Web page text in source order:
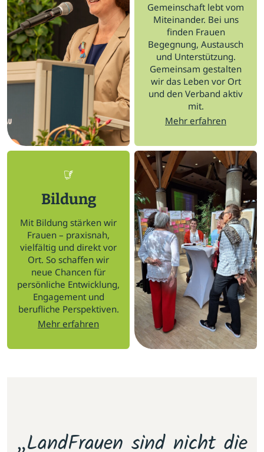
Gemeinschaft lebt vom
Miteinander. Bei uns
finden Frauen
Begegnung, Austausch
und Unterstützung.
Gemeinsam gestalten
wir das Leben vor Ort
und den Verband aktiv
mit.
Mehr erfahren
Bildung
Mit Bildung stärken wir
Frauen – praxisnah,
vielfältig und direkt vor
Ort. So schaffen wir
neue Chancen für
persönliche Entwicklung,
Engagement und
berufliche Perspektiven.
Mehr erfahren
„LandFrauen sind nicht die